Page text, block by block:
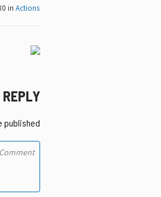
in Actions
published.